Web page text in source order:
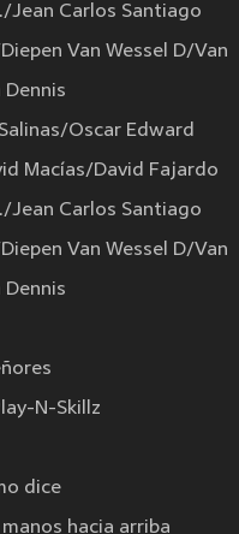
Jean Carlos Santiago
Van Wessel D/Van
Dennis
Oscar Edward
Macías/David Fajardo
Jean Carlos Santiago
Van Wessel D/Van
Dennis
N-Skillz
dice
hacia arriba